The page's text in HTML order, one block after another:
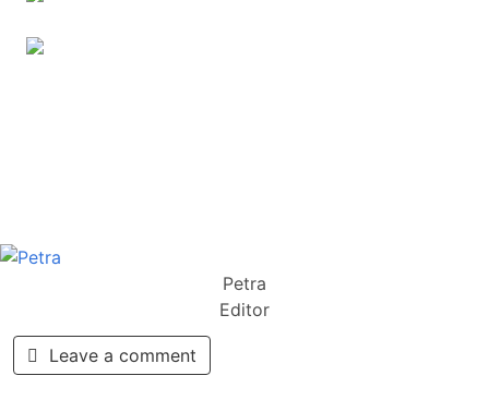
Petra
Editor
Leave a comment